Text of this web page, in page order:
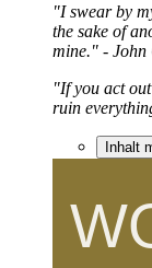
"I swear by
the sake of
mine." -
"If you act
ruin
Inhalt